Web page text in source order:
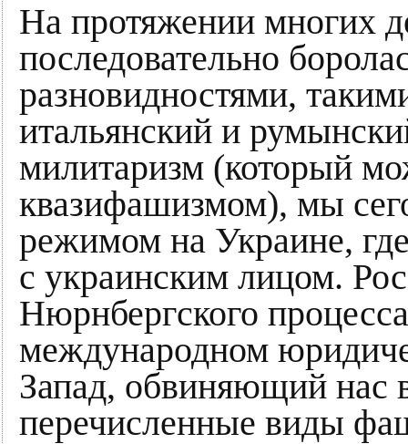
На протяжении многих
последовательно
разновидностями,
итальянский и
милитаризм (который
квазифашизмом), мы
режимом на Украине,
с украинским лицом.
Нюрнбергского
международном
Запад, обвиняющий нас
перечисленные виды